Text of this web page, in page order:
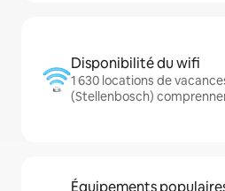
Disponibilité du wifi
1 630 locations de
(Stellenbosch)
Équipements